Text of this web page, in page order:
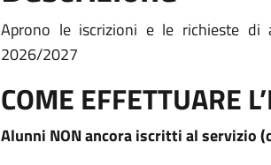
Aprono le iscrizioni e le richieste di
2026/2027
COME EFFETTUARE
Alunni NON ancora iscritti al servizio